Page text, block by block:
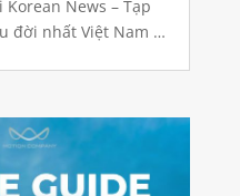
Korean News – Tạp
đời nhất Việt Nam –